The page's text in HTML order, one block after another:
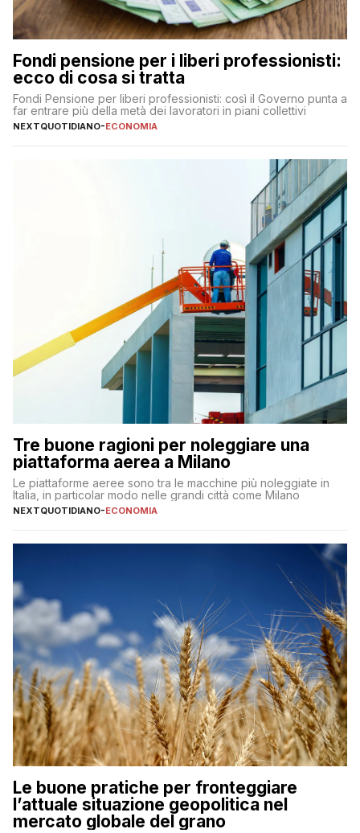
Fondi pensione per i liberi professionisti:
ecco di cosa si tratta
Fondi Pensione per liberi professionisti: così il Governo punta a
far entrare più della metà dei lavoratori in piani collettivi
NEXTQUOTIDIANO-ECONOMIA
Tre buone ragioni per noleggiare una
piattaforma aerea a Milano
Le piattaforme aeree sono tra le macchine più noleggiate in
Italia, in particolar modo nelle grandi città come Milano
NEXTQUOTIDIANO-ECONOMIA
Le buone pratiche per fronteggiare
l’attuale situazione geopolitica nel
mercato globale del grano